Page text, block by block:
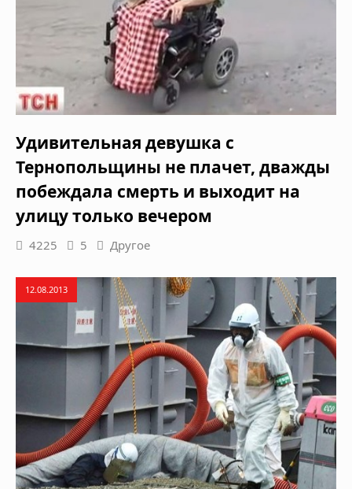
Удивительная девушка с
Тернопольщины не плачет, дважды
побеждала смерть и выходит на
улицу только вечером
4225 5 Другое
12.08.2013